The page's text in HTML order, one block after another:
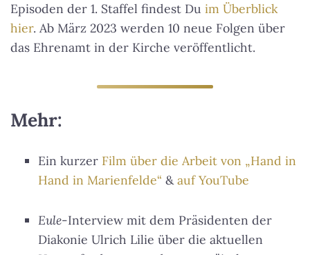
Episoden der 1. Staffel findest Du im Überblick
hier. Ab März 2023 werden 10 neue Folgen über
das Ehrenamt in der Kirche veröffentlicht.
Mehr:
Ein kurzer Film über die Arbeit von „Hand in
Hand in Marienfelde“ &auf YouTube
Eule-Interview mit dem Präsidenten der
Diakonie Ulrich Lilie über die aktuellen